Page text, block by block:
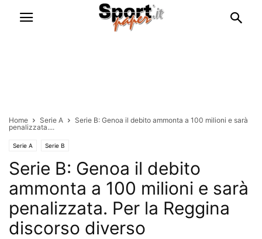
Home Serie A
Serie B: Genoa il debito ammonta a 100 milioni e sarà
penalizzata....
Serie A Serie B
Serie B: Genoa il debito
ammonta a 100 milioni e sarà
penalizzata. Per la Reggina
discorso diverso